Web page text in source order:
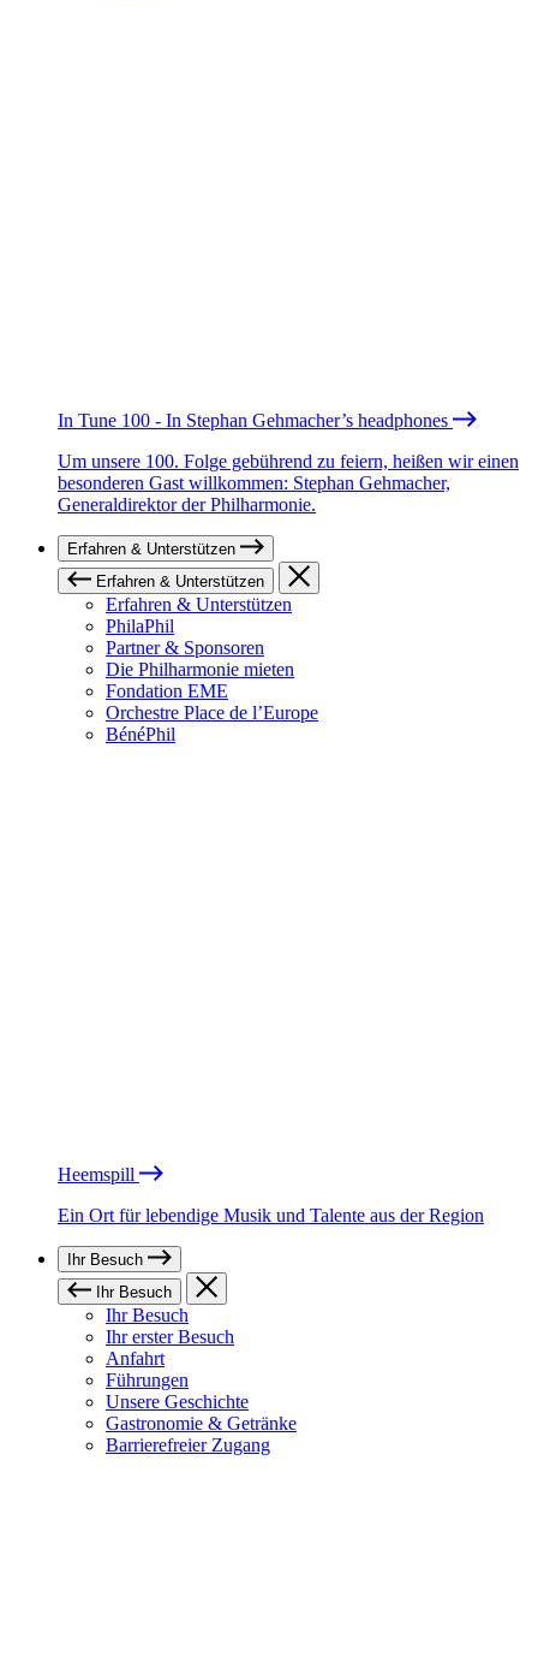
In Tune 100 - In Stephan Gehmacher’s headphones
Um unsere 100. Folge gebührend zu feiern, heißen wir einen
besonderen Gast willkommen: Stephan Gehmacher,
Generaldirektor der Philharmonie.
Erfahren & Unterstützen
Erfahren & Unterstützen
Erfahren & Unterstützen
PhilaPhil
Partner & Sponsoren
Die Philharmonie mieten
Fondation EME
Orchestre Place de l’Europe
BénéPhil
Heemspill
Ein Ort für lebendige Musik und Talente aus der Region
Ihr Besuch
Ihr Besuch
Ihr Besuch
Ihr erster Besuch
Anfahrt
Führungen
Unsere Geschichte
Gastronomie & Getränke
Barrierefreier Zugang